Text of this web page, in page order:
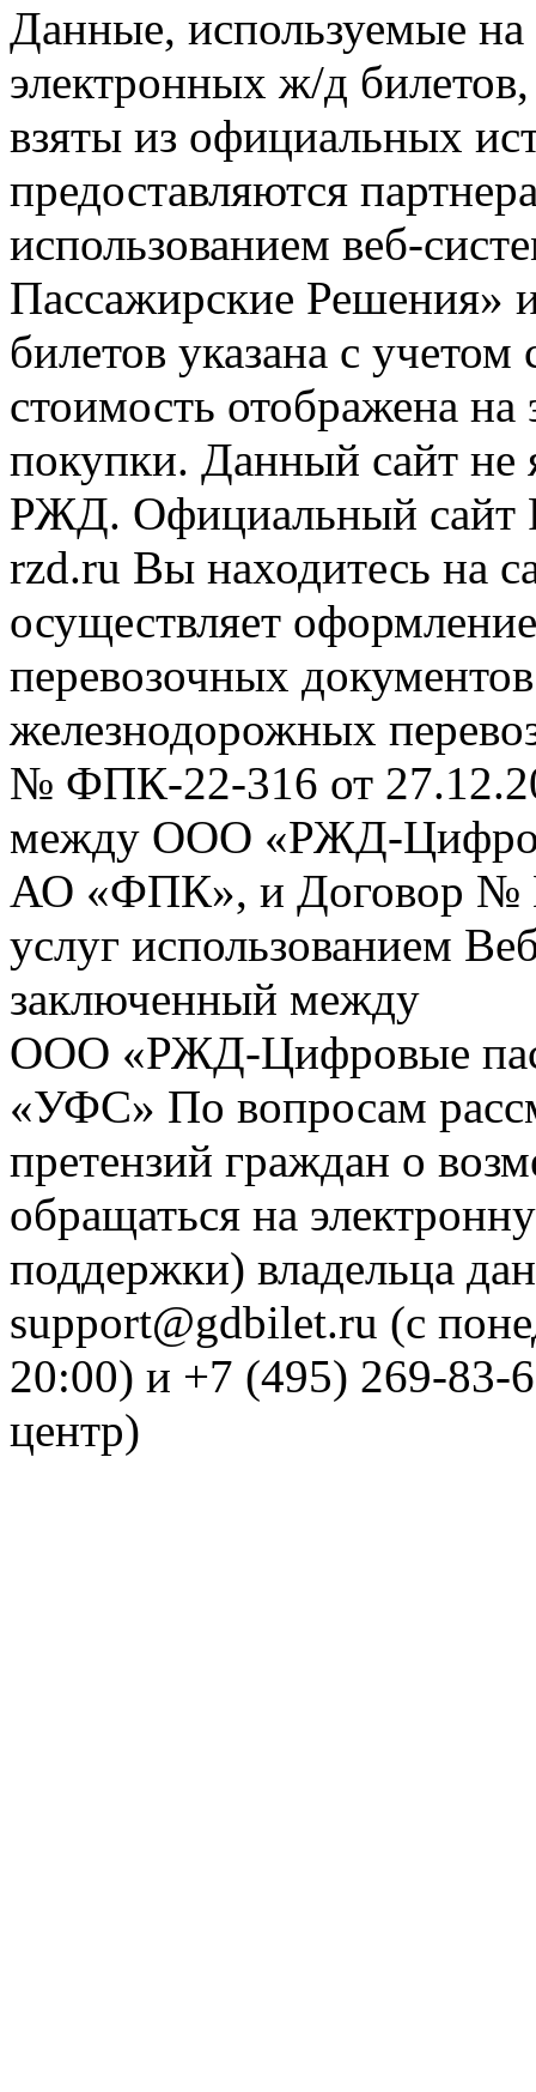
Данные, используемые
электронных ж/д
взяты из официальных
предоставляются
использованием веб-
Пассажирские
билетов указана с
стоимость отображена
покупки. Данный сайт не
РЖД. Официальный сайт
rzd.ru Вы находитесь на
осуществляет
перевозочных
железнодорожных
№ ФПК-22-316 от
между ООО «РЖД-
АО «ФПК», и Договор №
услуг использованием
заключенный между
ООО «РЖД-Цифровые
«УФС» По вопросам
претензий граждан о
обращаться на
поддержки) владельца
support@gdbilet.ru (с
20:00) и +7 (495) 269-83-
центр)